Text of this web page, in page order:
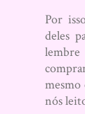
Por
deles
nós